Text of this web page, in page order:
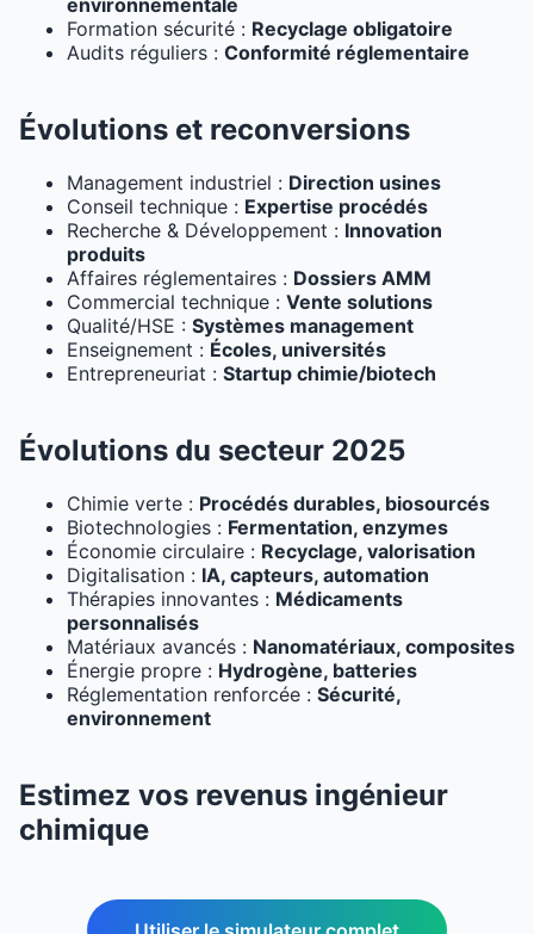
Formation sécurité : Recyclage obligatoire
Audits réguliers : Conformité réglementaire
Évolutions et reconversions
Management industriel : Direction usines
Conseil technique : Expertise procédés
Recherche & Développement : Innovation
produits
Affaires réglementaires : Dossiers AMM
Commercial technique : Vente solutions
Qualité/HSE : Systèmes management
Enseignement : Écoles, universités
Entrepreneuriat : Startup chimie/biotech
Évolutions du secteur 2025
Chimie verte : Procédés durables, biosourcés
Biotechnologies : Fermentation, enzymes
Économie circulaire : Recyclage, valorisation
Digitalisation : IA, capteurs, automation
Thérapies innovantes : Médicaments
personnalisés
Matériaux avancés : Nanomatériaux, composites
Énergie propre : Hydrogène, batteries
Réglementation renforcée : Sécurité,
environnement
Estimez vos revenus ingénieur
chimique